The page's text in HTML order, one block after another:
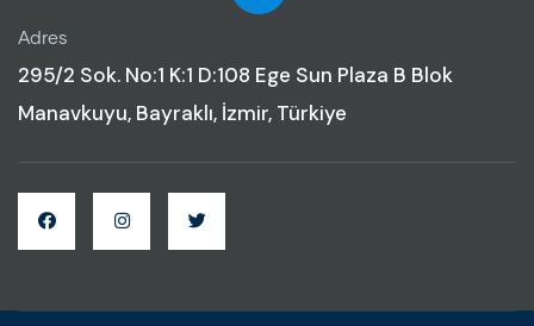
Adres
295/2 Sok. No:1 K:1 D:108 Ege Sun Plaza B Blok
Manavkuyu, Bayraklı, İzmir, Türkiye